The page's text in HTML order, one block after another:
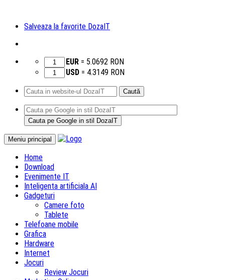
Salveaza la favorite DozaIT
EUR = 5.0692 RON
USD = 4.3149 RON
Caută
după:
Meniu principal
Sari
Home
Download
Evenimente IT
Inteligenta artificiala AI
Gadgeturi
Camere foto
Tablete
Telefoane mobile
Grafica
Hardware
Internet
Jocuri
Review Jocuri